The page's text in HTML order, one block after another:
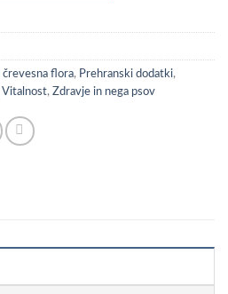
črevesna flora, Prehranski dodatki,
Vitalnost, Zdravje in nega psov